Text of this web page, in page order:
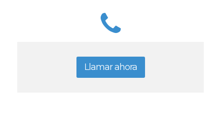
Llamar ahora